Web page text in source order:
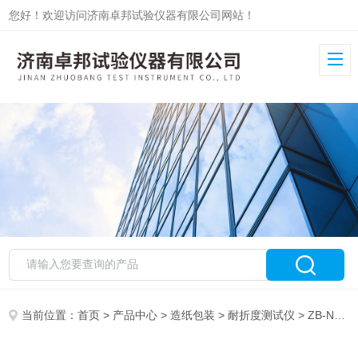
您好！欢迎访问济南卓邦试验仪器有限公司网站！
当前位置：首页 > 产品中心 >造纸包装 > 耐折度测试仪 > ZB-NZ纸板耐折试验机